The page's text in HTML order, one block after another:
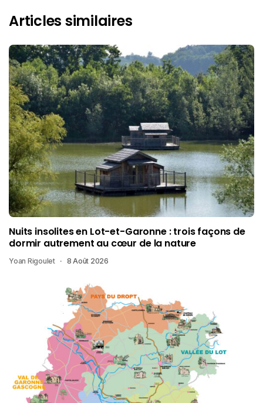
Articles similaires
Nuits insolites en Lot-et-Garonne : trois façons de
dormir autrement au cœur de la nature
Yoan Rigoulet 8 Août 2026